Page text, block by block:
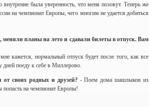
была уверенность, что меня позовут. Теперь же
на чемпионат Европы, чего многим не удается добиться
планы на лето и сдавали билеты в отпуск. Вам
кажется, нормальный отпуск будет после того, как все
дней поеду к себе в Миллерово.
своих родных и друзей?- Поем дома шашлыков из
попасть на чемпионат Европы!